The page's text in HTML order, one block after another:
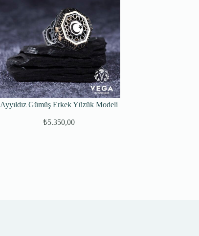
Ayyıldız Gümüş Erkek Yüzük Modeli
₺5.350,00